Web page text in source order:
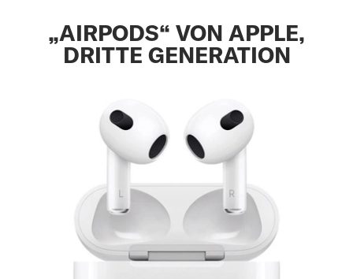
„AIRPODS“ VON APPLE,
DRITTE GENERATION